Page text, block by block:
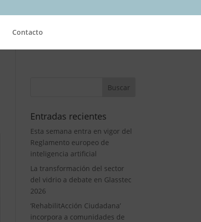
Contacto
Entradas recientes
Esta semana entra en vigor del
Reglamento europeo de
inteligencia artificial
La transformación del sector
del vidrio a debate en Glasstec
2026
‘RehabilitAcción Ciudadana’
incorpora a comunidades de